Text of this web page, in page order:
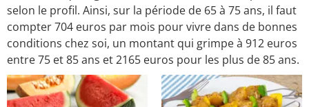
selon le profil. Ainsi, sur la période de 65 à 75 ans, il faut
compter 704 euros par mois pour vivre dans de bonnes
conditions chez soi, un montant qui grimpe à 912 euros
entre 75 et 85 ans et 2165 euros pour les plus de 85 ans.